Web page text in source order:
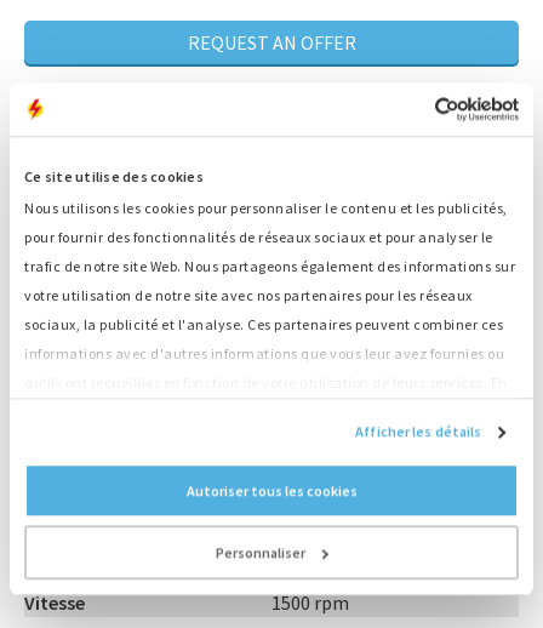
Ce site utilise des cookies
Nous utilisons les cookies pour personnaliser le contenu et les publicités,
pour fournir des fonctionnalités de réseaux sociaux et pour analyser le
trafic de notre site Web. Nous partageons également des informations sur
votre utilisation de notre site avec nos partenaires pour les réseaux
sociaux, la publicité et l'analyse. Ces partenaires peuvent combiner ces
informations avec d'autres informations que vous leur avez fournies ou
Afficher les détails
Autoriser tous les cookies
Personnaliser
REQUEST AN OFFER
Plus de 80 ans d'expérience de la maintenance
Un expert qui recherche LA solution qui
correspond à votre situation
Service rapide
Grand stock, livraison directe
M4029
Moteur
Deutz
BF6M1013EC
Sortie
153 kW
Vitesse
1500 rpm